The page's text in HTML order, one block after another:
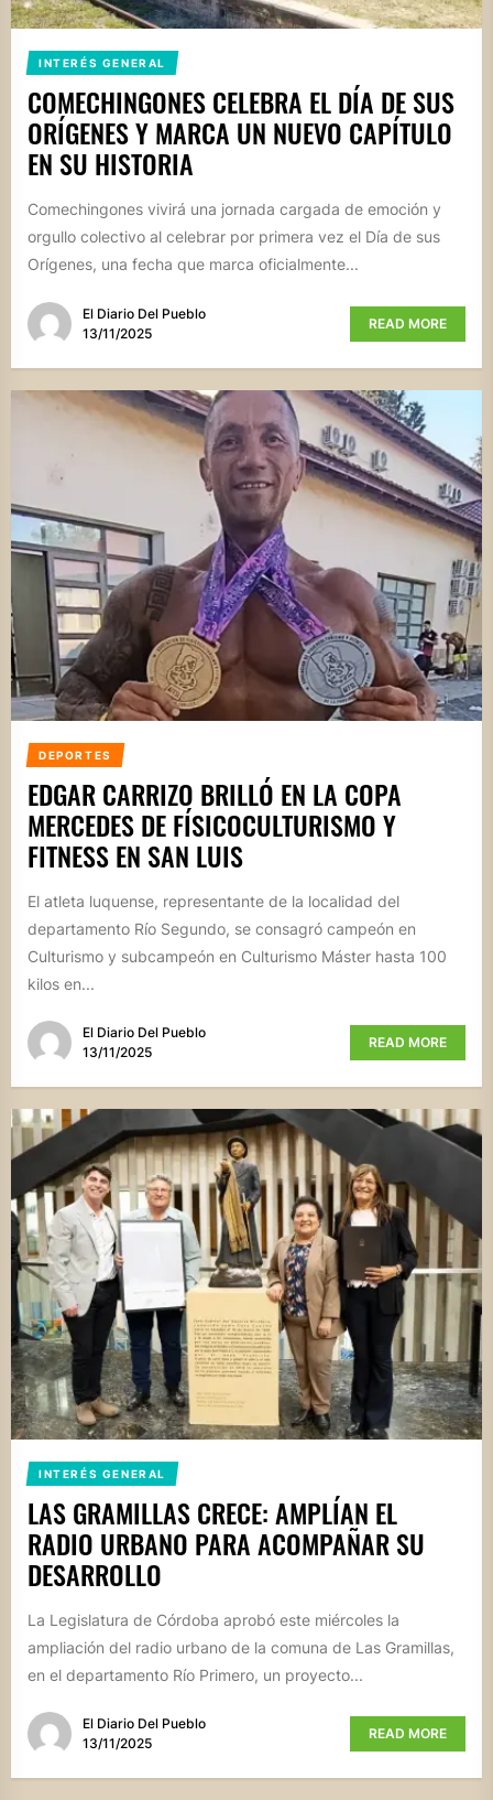
INTERÉS GENERAL
COMECHINGONES CELEBRA EL DÍA DE SUS
ORÍGENES Y MARCA UN NUEVO CAPÍTULO
EN SU HISTORIA
Comechingones vivirá una jornada cargada de emoción y
orgullo colectivo al celebrar por primera vez el Día de sus
Orígenes, una fecha que marca oficialmente...
El Diario Del Pueblo
13/11/2025
READ MORE
DEPORTES
EDGAR CARRIZO BRILLÓ EN LA COPA
MERCEDES DE FÍSICOCULTURISMO Y
FITNESS EN SAN LUIS
El atleta luquense, representante de la localidad del
departamento Río Segundo, se consagró campeón en
Culturismo y subcampeón en Culturismo Máster hasta 100
kilos en...
El Diario Del Pueblo
13/11/2025
READ MORE
INTERÉS GENERAL
LAS GRAMILLAS CRECE: AMPLÍAN EL
RADIO URBANO PARA ACOMPAÑAR SU
DESARROLLO
La Legislatura de Córdoba aprobó este miércoles la
ampliación del radio urbano de la comuna de Las Gramillas,
en el departamento Río Primero, un proyecto...
El Diario Del Pueblo
13/11/2025
READ MORE